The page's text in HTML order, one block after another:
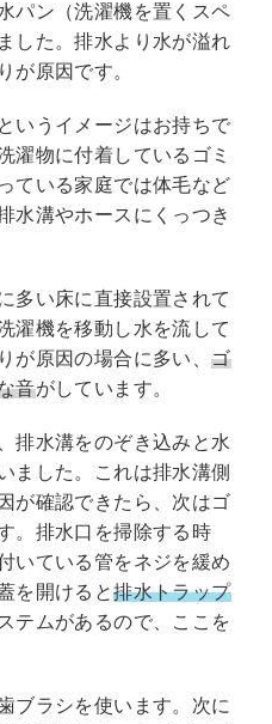
パン（洗濯機を置くスペ
した。排水より水が溢れ
が原因です。
いうイメージはお持ちで
濯物に付着しているゴミ
ている家庭では体毛など
水溝やホースにくっつき
多い床に直接設置されて
濯機を移動し水を流して
が原因の場合に多い、ゴ
音がしています。
排水溝をのぞき込みと水
ました。これは排水溝側
が確認できたら、次はゴ
。排水口を掃除する時
いている管をネジを緩め
を開けると排水トラップ
テムがあるので、ここを
ブラシを使います。次に